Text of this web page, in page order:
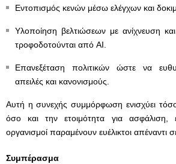
Εντοπισμός κενών μέσω ελέγχων και
Υλοποίηση βελτιώσεων με ανίχνευση
τροφοδοτούνται από AI.
Επανεξέταση πολιτικών ώστε να
απειλές και κανονισμούς.
Αυτή η συνεχής συμμόρφωση ενισχύει
όσο και την ετοιμότητα για ασφάλιση,
οργανισμοί παραμένουν ευέλικτοι απέναντι
Συμπέρασμα